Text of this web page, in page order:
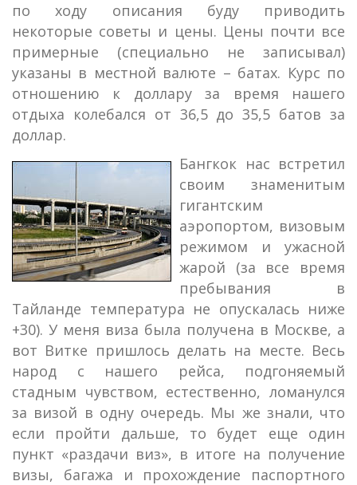
по ходу описания буду приводить
некоторые советы и цены. Цены почти все
примерные (специально не записывал)
указаны в местной валюте – батах. Курс по
отношению к доллару за время нашего
отдыха колебался от 36,5 до 35,5 батов за
доллар.
Бангкок нас встретил
своим знаменитым
гигантским
аэропортом, визовым
режимом и ужасной
жарой (за все время
пребывания в
Тайланде температура не опускалась ниже
+30). У меня виза была получена в Москве, а
вот Витке пришлось делать на месте. Весь
народ с нашего рейса, подгоняемый
стадным чувством, естественно, ломанулся
за визой в одну очередь. Мы же знали, что
если пройти дальше, то будет еще один
пункт «раздачи виз», в итоге на получение
визы, багажа и прохождение паспортного